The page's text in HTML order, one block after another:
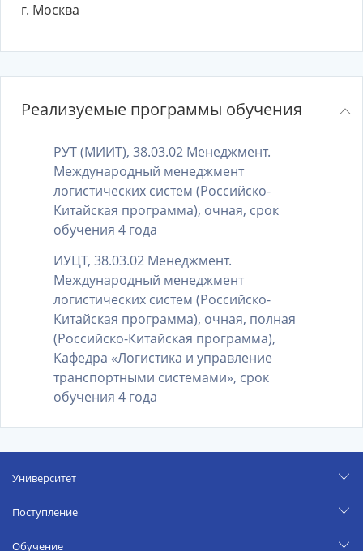
г. Москва
Реализуемые программы обучения
РУТ (МИИТ), 38.03.02 Менеджмент.
Международный менеджмент
логистических систем (Российско-
Китайская программа), очная, срок
обучения 4 года
ИУЦТ, 38.03.02 Менеджмент.
Международный менеджмент
логистических систем (Российско-
Китайская программа), очная, полная
(Российско-Китайская программа),
Кафедра «Логистика и управление
транспортными системами», срок
обучения 4 года
Университет
Поступление
Обучение